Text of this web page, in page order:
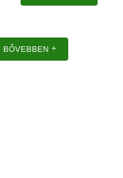
BŐVEBBEN